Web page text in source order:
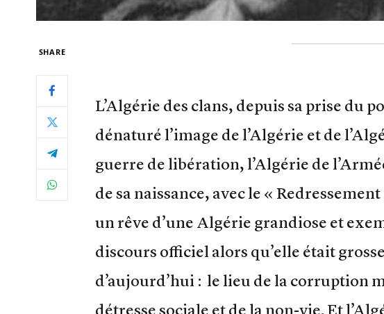
SHARE
L’Algérie des clans, depuis sa prise du
dénaturé l’image de l’Algérie et de
guerre de libération, l’Algérie de
de sa naissance, avec le «
un rêve d’une Algérie grandiose et
discours officiel alors qu’elle était
d’aujourd’hui : le lieu de la corruption
détresse sociale et de la non-vie. Et